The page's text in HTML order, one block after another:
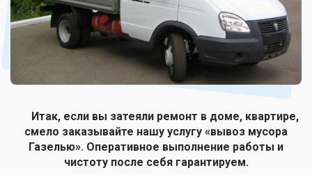
Итак, если вы затеяли ремонт в доме, квартире,
смело заказывайте нашу услугу «вывоз мусора
Газелью». Оперативное выполнение работы и
чистоту после себя гарантируем.